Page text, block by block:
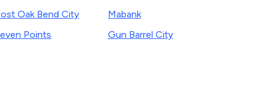
Oak Bend City
Points
Mabank
Gun Barrel City